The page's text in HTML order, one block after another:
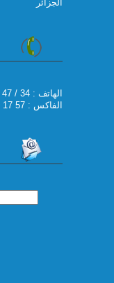
الجزائر
021 66 17 47 / 34 : الهاتف
الفاكس : 57 17 66 021